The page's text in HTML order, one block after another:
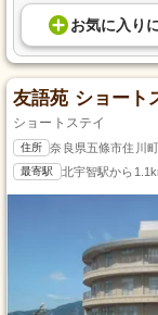
お気に入り
友語苑 ショート
ショートステイ
住所 奈良県五條市住川
最寄駅 北宇智駅から